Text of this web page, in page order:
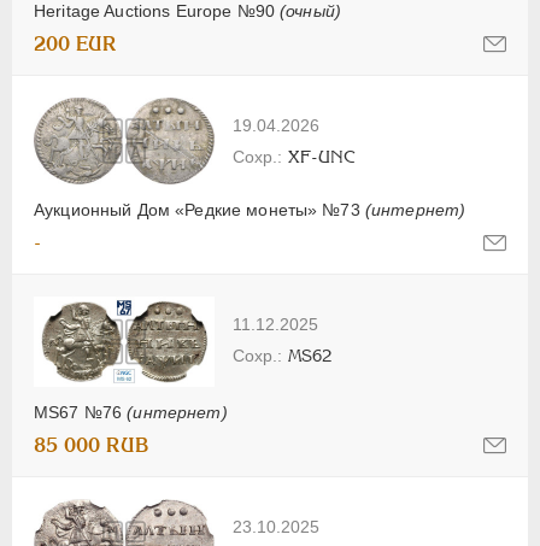
Heritage Auctions Europe №90(очный)
200 EUR
19.04.2026
Аукционный Дом «Редкие монеты» №73 (интернет)
XF-UNC
-
11.12.2025
MS67 №76(интернет)
MS62
85 000 RUB
23.10.2025